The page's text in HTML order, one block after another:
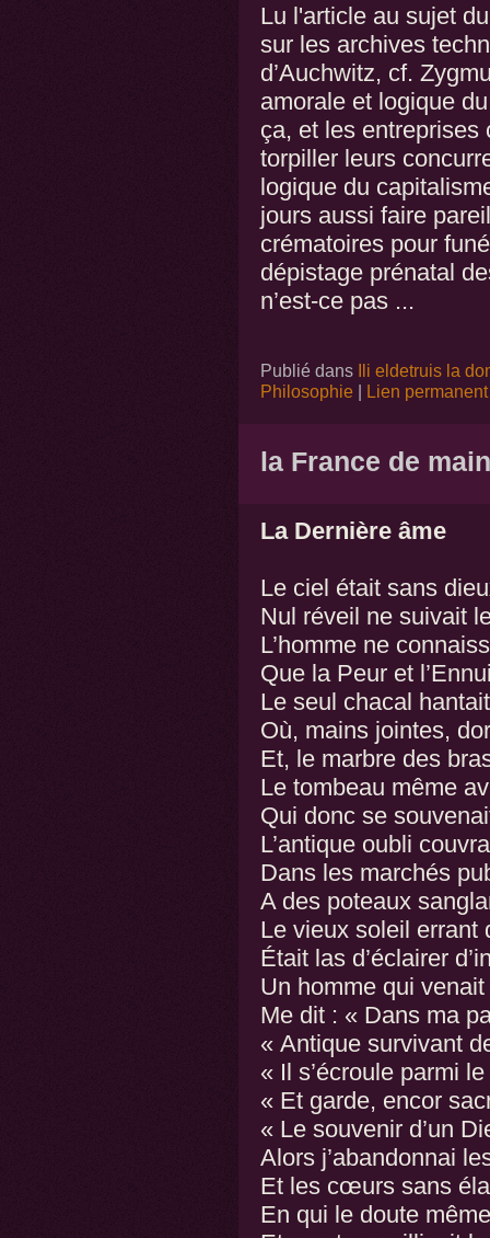
Lu l'article au sujet
sur les archives
d’Auchwitz, cf.
amorale et logique
ça, et les entreprises
torpiller leurs
logique du
jours aussi faire
crématoires pour
dépistage prénatal
n’est-ce pas ...
Publié dans Ili eldetruis la
Philosophie| Lien permanent
la France de
La Dernière âme
Le ciel était sans
Nul réveil ne suivait
L’homme ne
Que la Peur et
Le seul chacal
Où, mains jointes,
Et, le marbre des
Le tombeau même
Qui donc se
L’antique oubli
Dans les marchés
A des poteaux
Le vieux soleil errant
Était las d’éclairer
Un homme qui
Me dit : « Dans ma
« Antique survivant
« Il s’écroule parmi
« Et garde, encor
« Le souvenir d’un
Alors j’abandonnai
Et les cœurs sans
En qui le doute